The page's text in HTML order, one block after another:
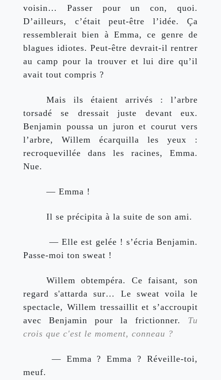
voisin… Passer pour un con, quoi.
D’ailleurs, c’était peut-être l’idée. Ça
ressemblerait bien à Emma, ce genre de
blagues idiotes. Peut-être devrait-il rentrer
au camp pour la trouver et lui dire qu’il
avait tout compris ?
Mais ils étaient arrivés : l’arbre
torsadé se dressait juste devant eux.
Benjamin poussa un juron et courut vers
l’arbre, Willem écarquilla les yeux :
recroquevillée dans les racines, Emma.
Nue.
— Emma !
Il se précipita à la suite de son ami.
— Elle est gelée ! s’écria Benjamin.
Passe-moi ton sweat !
Willem obtempéra. Ce faisant, son
regard s'attarda sur… Le sweat voila le
spectacle, Willem tressaillit et s’accroupit
avec Benjamin pour la frictionner. Tu
crois que c'est le moment, conneau ?
— Emma ? Emma ? Réveille-toi,
meuf.